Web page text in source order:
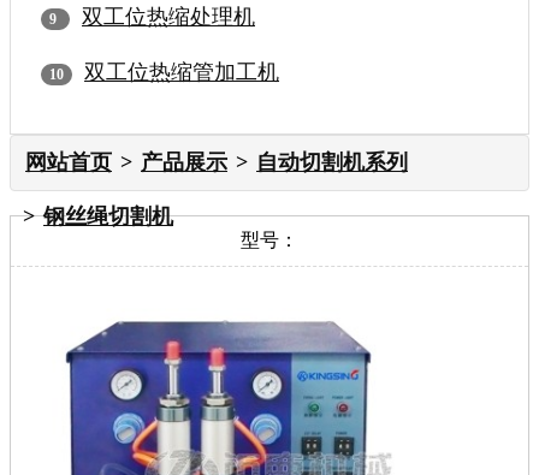
双工位热缩处理机
双工位热缩管加工机
网站首页 产品展示 自动切割机系列
钢丝绳切割机
型号：